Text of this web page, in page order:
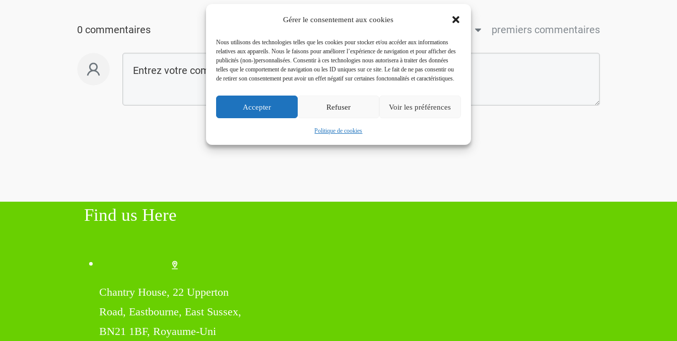
Gérer le consentement aux cookies
Nous utilisons des technologies telles que les cookies pour stocker et/ou accéder aux informations
relatives aux appareils. Nous le faisons pour améliorer l’expérience de navigation et pour afficher des
publicités (non-)personnalisées. Consentir à ces technologies nous autorisera à traiter des données
telles que le comportement de navigation ou les ID uniques sur ce site. Le fait de ne pas consentir ou
de retirer son consentement peut avoir un effet négatif sur certaines fonctonnalités et caractéristiques.
Accepter Refuser Voir les préférences
Politique de cookies
0 commentaires premiers commentaires
Find us Here
Chantry House, 22 Upperton
Road, Eastbourne, East Sussex,
BN21 1BF, Royaume-Uni